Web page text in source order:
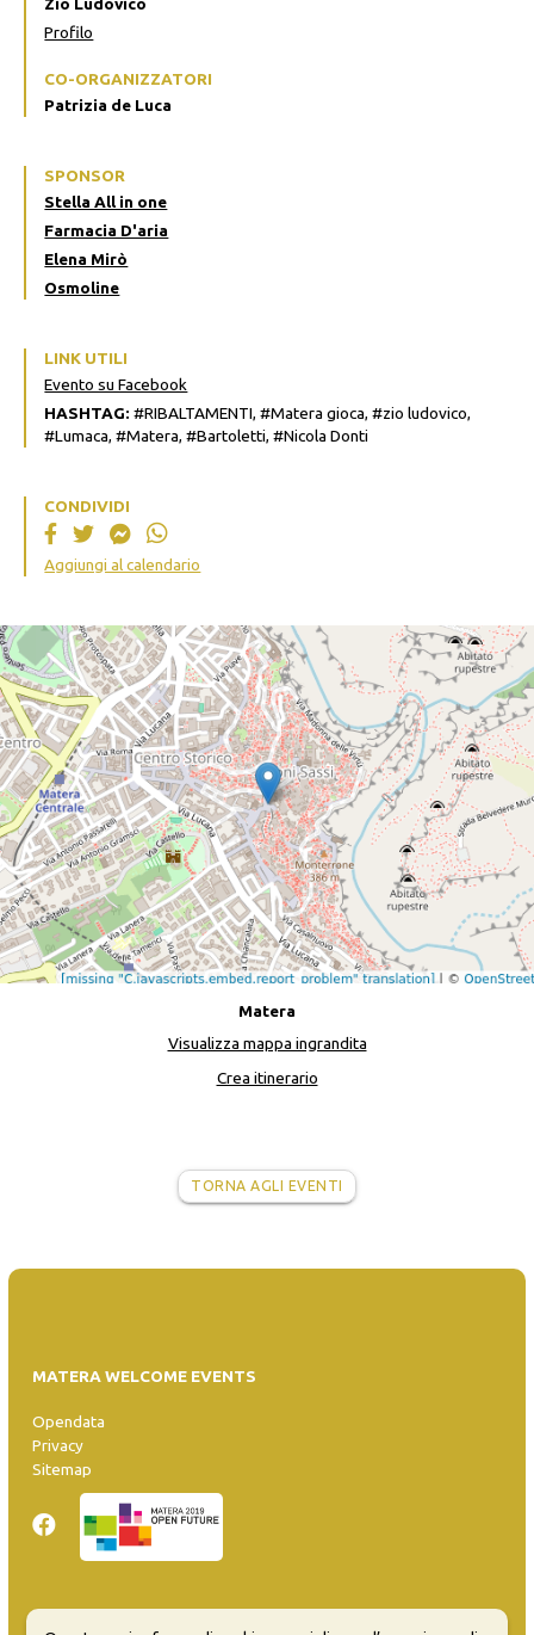
Zio Ludovico
Profilo
CO-ORGANIZZATORI
Patrizia de Luca
SPONSOR
Stella All in one
Farmacia D'aria
Elena Mirò
Osmoline
LINK UTILI
Evento su Facebook
HASHTAG: #RIBALTAMENTI, #Matera gioca, #zio ludovico,
#Lumaca, #Matera, #Bartoletti, #Nicola Donti
CONDIVIDI
Aggiungi al calendario
Matera
Visualizza mappa ingrandita
Crea itinerario
TORNA AGLI EVENTI
MATERA WELCOME EVENTS
Opendata
Privacy
Sitemap